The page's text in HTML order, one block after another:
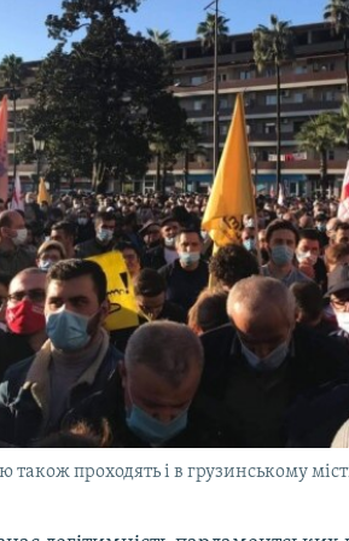
також проходять і в грузинському